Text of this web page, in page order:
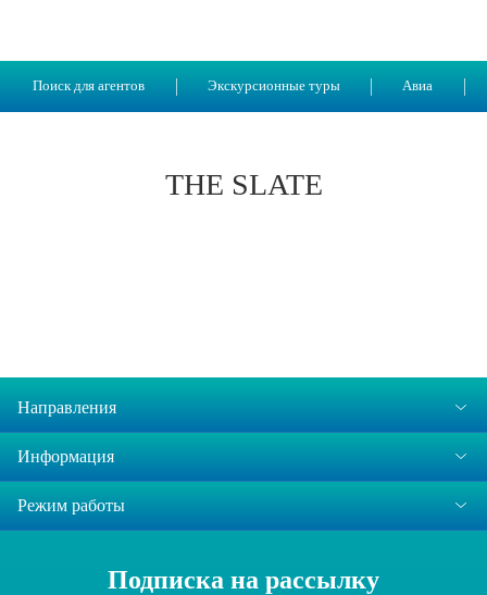
Поиск для агентов Экскурсионные туры Авиа
THE SLATE
Направления
Информация
Режим работы
Подписка на рассылку